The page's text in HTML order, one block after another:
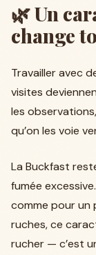
🌿 Un
change
Travailler avec
visites
les
qu’on les voie
La Buckfast
fumée
comme pour un
ruches, ce
rucher — c’est